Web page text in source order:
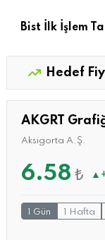
Bist İlk İşlem
Hedef
AKGRT
Aksigorta A.Ş.
6.58 ₺ ▲
1 Gün 1 Hafta